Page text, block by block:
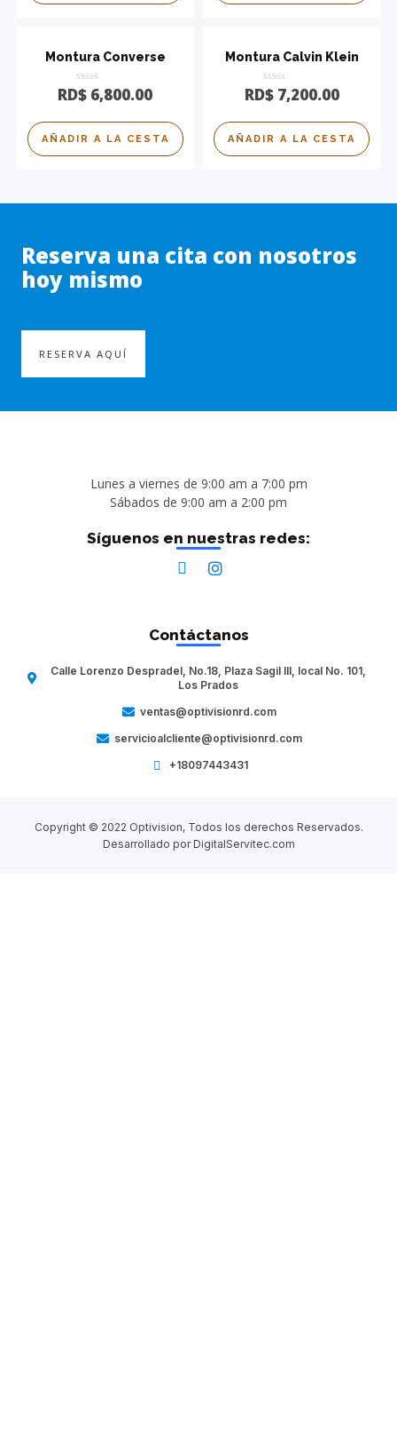
Montura Converse
Calificado
0
5
RD$ 6,800.00
AÑADIR A LA CESTA
Montura Calvin Klein
Calificado
0
5
RD$7,200.00
AÑADIR A LA CESTA
Reserva una cita con nosotros
hoy mismo
RESERVA AQUÍ
Lunes a viernes de 9:00 am a 7:00 pm
Sábados de 9:00 am a 2:00 pm
Síguenos en nuestras redes:
Contáctanos
Calle Lorenzo Despradel, No.18, Plaza Sagil III, local No. 101,
Los Prados
ventas@optivisionrd.com
servicioalcliente@optivisionrd.com
+18097443431
Copyright © 2022 Optivision, Todos los derechos Reservados.
Desarrollado por DigitalServitec.com